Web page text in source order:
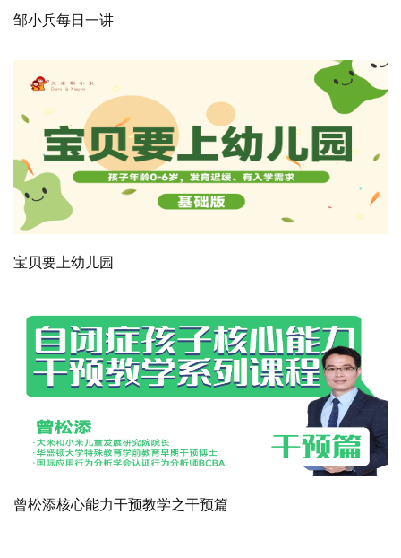
邹小兵每日一讲
宝贝要上幼儿园
曾松添核心能力干预教学之干预篇